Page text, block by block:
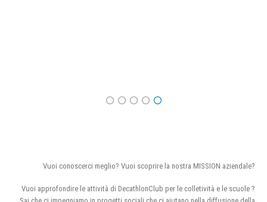
Vuoi conoscerci meglio? Vuoi scoprire la nostra MISSION aziendale?
Vuoi approfondire le attività di DecathlonClub per le colletività e le scuole ?